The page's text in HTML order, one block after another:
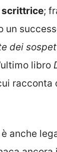
scrittrice;
un
dei
libro
racconta
anche